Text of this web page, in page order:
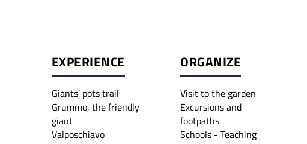
EXPERIENCE
Giants’ pots trail
Grummo, the friendly
giant
Valposchiavo
ORGANIZE
Visit to the garden
Excursions and
footpaths
Schools - Teaching